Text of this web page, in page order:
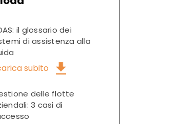
il glossario dei
di assistenza alla
subito
delle flotte
3 casi di